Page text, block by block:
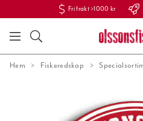
Fri frakt >1000 kr
Hem Fiskeredskap